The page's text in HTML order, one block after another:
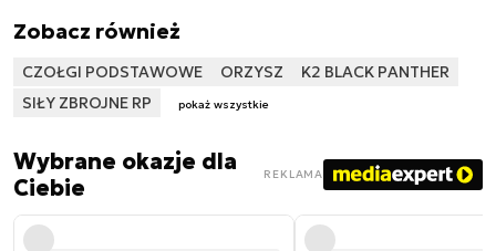
Zobacz również
CZOŁGI PODSTAWOWE ORZYSZ
K2 BLACK PANTHER
SIŁY ZBROJNE RP
pokaż wszystkie
Wybrane okazje dla
Ciebie
REKLAMA